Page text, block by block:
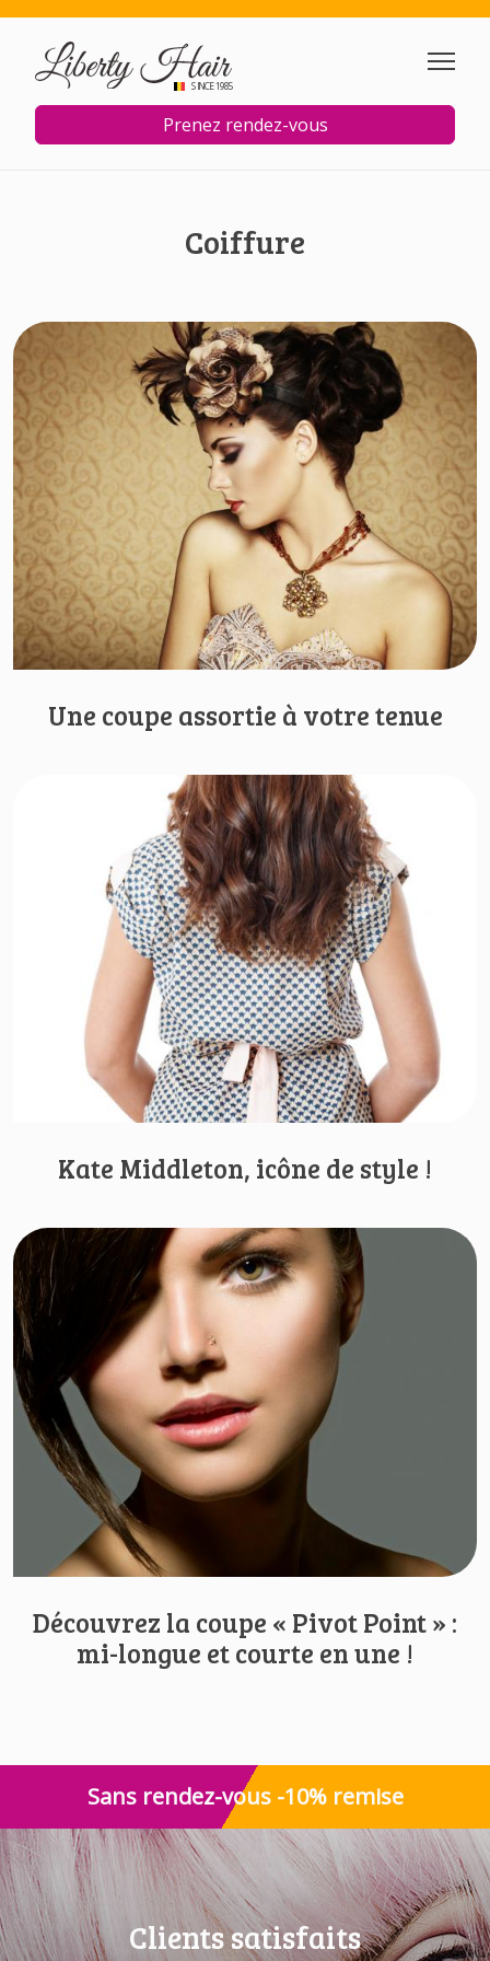
Aller au contenu principal
SINCE 1985
Prenez rendez-vous
Coiffure
Une coupe assortie à votre tenue
Kate Middleton, icône de style !
Découvrez la coupe « Pivot Point » :
mi-longue et courte en une !
Sans rendez-vous -10% remise
Clients satisfaits